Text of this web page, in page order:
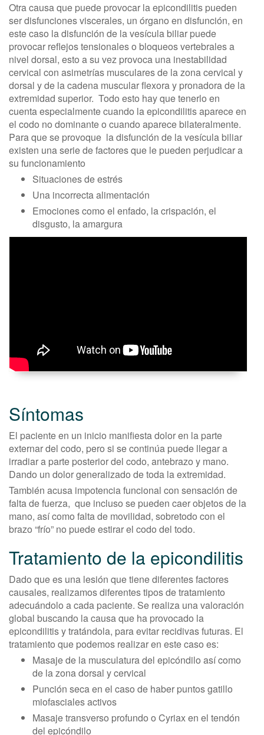
Otra causa que puede provocar la epicondilitis pueden
ser disfunciones viscerales, un órgano en disfunción, en
este caso la disfunción de la vesícula biliar puede
provocar reflejos tensionales o bloqueos vertebrales a
nivel dorsal, esto a su vez provoca una inestabilidad
cervical con asimetrías musculares de la zona cervical y
dorsal y de la cadena muscular flexora y pronadora de la
extremidad superior. Todo esto hay que tenerlo en
cuenta especialmente cuando la epicondilitis aparece en
el codo no dominante o cuando aparece bilateralmente.
Para que se provoque la disfunción de la vesícula biliar
existen una serie de factores que le pueden perjudicar a
su funcionamiento
Situaciones de estrés
Una incorrecta alimentación
Emociones como el enfado, la crispación, el
disgusto, la amargura
Síntomas
El paciente en un inicio manifiesta dolor en la parte
externar del codo, pero si se continúa puede llegar a
irradiar a parte posterior del codo, antebrazo y mano.
Dando un dolor generalizado de toda la extremidad.
También acusa impotencia funcional con sensación de
falta de fuerza, que incluso se pueden caer objetos de la
mano, así como falta de movilidad, sobretodo con el
brazo “frío” no puede estirar el codo del todo.
Tratamiento de la epicondilitis
Dado que es una lesión que tiene diferentes factores
causales, realizamos diferentes tipos de tratamiento
adecuándolo a cada paciente. Se realiza una valoración
global buscando la causa que ha provocado la
epicondilitis y tratándola, para evitar recidivas futuras. El
tratamiento que podemos realizar en este caso es:
Masaje de la musculatura del epicóndilo así como
de la zona dorsal y cervical
Punción seca en el caso de haber puntos gatillo
miofasciales activos
Masaje transverso profundo o Cyriax en el tendón
del epicóndilo